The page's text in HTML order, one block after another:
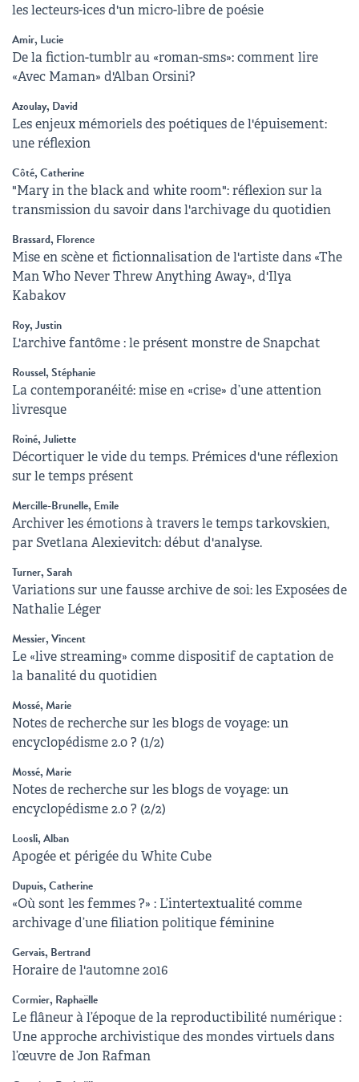
les lecteurs-ices d'un micro-libre de poésie
Amir, Lucie
De la fiction-tumblr au «roman-sms»: comment lire
«Avec Maman» d'Alban Orsini?
Azoulay, David
Les enjeux mémoriels des poétiques de l'épuisement:
une réflexion
Côté, Catherine
"Mary in the black and white room": réflexion sur la
transmission du savoir dans l'archivage du quotidien
Brassard, Florence
Mise en scène et fictionnalisation de l'artiste dans «The
Man Who Never Threw Anything Away», d'Ilya
Kabakov
Roy, Justin
L'archive fantôme : le présent monstre de Snapchat
Roussel, Stéphanie
La contemporanéité: mise en «crise» d’une attention
livresque
Roiné, Juliette
Décortiquer le vide du temps. Prémices d'une réflexion
sur le temps présent
Mercille-Brunelle, Emile
Archiver les émotions à travers le temps tarkovskien,
par Svetlana Alexievitch: début d'analyse.
Turner, Sarah
Variations sur une fausse archive de soi: les Exposées de
Nathalie Léger
Messier, Vincent
Le «live streaming» comme dispositif de captation de
la banalité du quotidien
Mossé, Marie
Notes de recherche sur les blogs de voyage: un
encyclopédisme 2.0 ? (1/2)
Mossé, Marie
Notes de recherche sur les blogs de voyage: un
encyclopédisme 2.0 ? (2/2)
Loosli, Alban
Apogée et périgée du White Cube
Dupuis, Catherine
«Où sont les femmes ?» : L’intertextualité comme
archivage d’une filiation politique féminine
Gervais, Bertrand
Horaire de l'automne 2016
Cormier, Raphaëlle
Le flâneur à l’époque de la reproductibilité numérique :
Une approche archivistique des mondes virtuels dans
l’œuvre de Jon Rafman